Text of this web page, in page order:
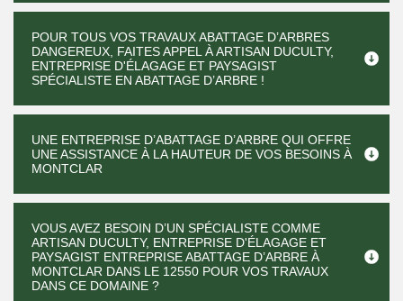
POUR TOUS VOS TRAVAUX ABATTAGE D’ARBRES
DANGEREUX, FAITES APPEL À ARTISAN DUCULTY,
ENTREPRISE D'ÉLAGAGE ET PAYSAGIST
SPÉCIALISTE EN ABATTAGE D’ARBRE !
UNE ENTREPRISE D’ABATTAGE D’ARBRE QUI OFFRE
UNE ASSISTANCE À LA HAUTEUR DE VOS BESOINS À
MONTCLAR
VOUS AVEZ BESOIN D’UN SPÉCIALISTE COMME
ARTISAN DUCULTY, ENTREPRISE D'ÉLAGAGE ET
PAYSAGIST ENTREPRISE ABATTAGE D’ARBRE À
MONTCLAR DANS LE 12550 POUR VOS TRAVAUX
DANS CE DOMAINE ?